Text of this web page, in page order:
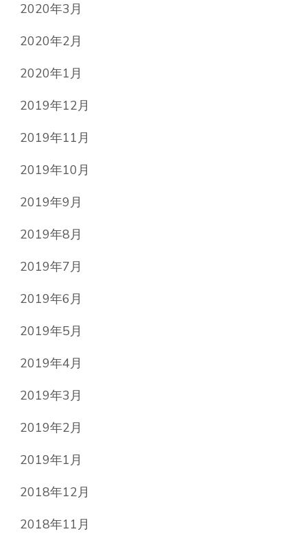
2020年3月
2020年2月
2020年1月
2019年12月
2019年11月
2019年10月
2019年9月
2019年8月
2019年7月
2019年6月
2019年5月
2019年4月
2019年3月
2019年2月
2019年1月
2018年12月
2018年11月